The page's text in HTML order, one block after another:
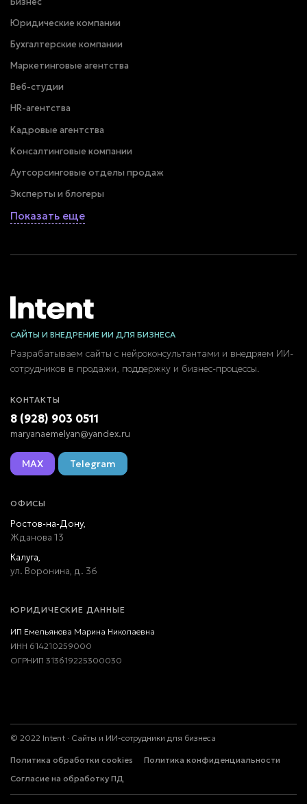
Юридические компании
Бухгалтерские компании
Маркетинговые агентства
Веб-студии
HR-агентства
Кадровые агентства
Консалтинговые компании
Аутсорсинговые отделы продаж
Эксперты и блогеры
Показать еще
САЙТЫ И ВНЕДРЕНИЕ ИИ ДЛЯ БИЗНЕСА
Разрабатываем сайты с нейроконсультантами и внедряем ИИ-
сотрудников в продажи, поддержку и бизнес-процессы.
КОНТАКТЫ
8 (928) 903 0511
maryanaemelyan@yandex.ru
MAX Telegram
ОФИСЫ
Ростов-на-Дону,
Жданова 13
Калуга,
ул. Воронина, д. 36
ЮРИДИЧЕСКИЕ ДАННЫЕ
ИП Емельянова Марина Николаевна
ИНН 614210259000
ОГРНИП 313619225300030
© 2022 Intent · Сайты и ИИ-сотрудники для бизнеса
Политика обработки cookies
Политика конфиденциальности
Согласие на обработку ПД